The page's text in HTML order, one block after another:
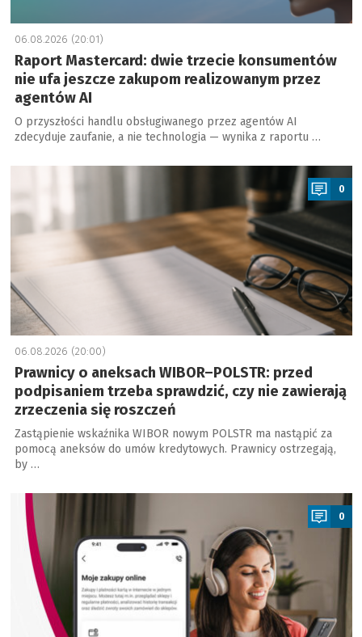
06.08.2026 (20:01)
Raport Mastercard: dwie trzecie konsumentów
nie ufa jeszcze zakupom realizowanym przez
agentów AI
O przyszłości handlu obsługiwanego przez agentów AI
zdecyduje zaufanie, a nie technologia — wynika z raportu …
a
0
06.08.2026 (20:00)
Prawnicy o aneksach WIBOR–POLSTR: przed
podpisaniem trzeba sprawdzić, czy nie zawierają
zrzeczenia się roszczeń
Zastąpienie wskaźnika WIBOR nowym POLSTR ma nastąpić za
pomocą aneksów do umów kredytowych. Prawnicy ostrzegają,
by …
0